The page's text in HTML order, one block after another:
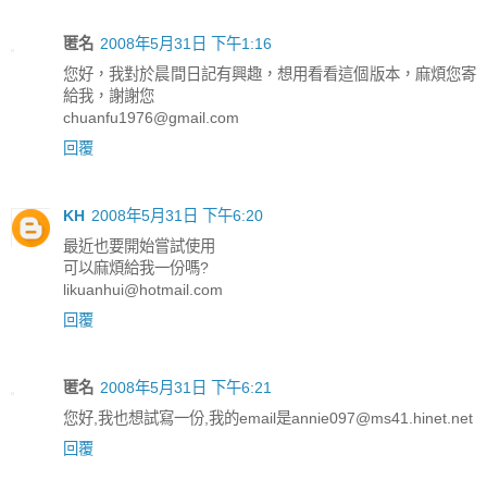
匿名 2008年5月31日 下午1:16
您好，我對於晨間日記有興趣，想用看看這個版本，麻煩您寄
給我，謝謝您
chuanfu1976@gmail.com
回覆
KH 2008年5月31日 下午6:20
最近也要開始嘗試使用
可以麻煩給我一份嗎?
likuanhui@hotmail.com
回覆
匿名 2008年5月31日 下午6:21
您好,我也想試寫一份,我的email是annie097@ms41.hinet.net
回覆